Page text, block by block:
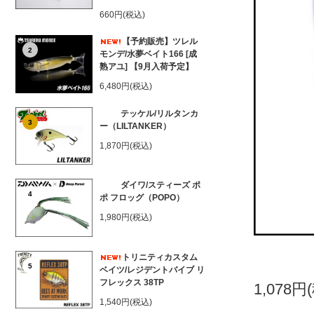
660円(税込)
2
【予約販売】ツレル
モンデ/水夢ベイト166 [成
熟アユ] 【9月入荷予定】
6,480円(税込)
3
テッケル/リルタンカ
ー（LILTANKER）
1,870円(税込)
4
ダイワ/スティーズ ポ
ポ フロッグ（POPO）
1,980円(税込)
5
トリニティカスタム
ベイツ/レジデントバイブ リ
フレックス 38TP
1,540円(税込)
1,078円